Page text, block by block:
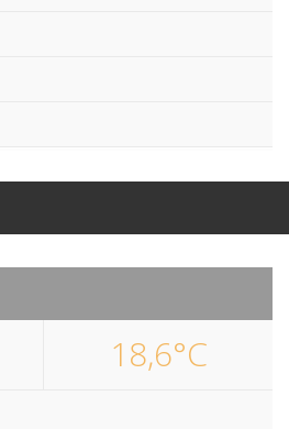
18,6°C